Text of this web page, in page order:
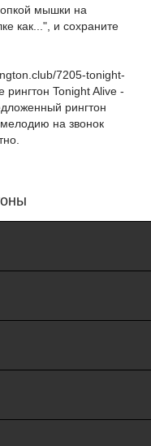
мышки на
как...", и сохраните
7205-tonight-
рингтон Tonight Alive -
рингтон
на звонок